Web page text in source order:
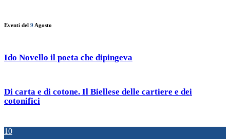
Eventi del 9 Agosto
Ido Novello il poeta che dipingeva
Di carta e di cotone. Il Biellese delle cartiere e dei
cotonifici
10